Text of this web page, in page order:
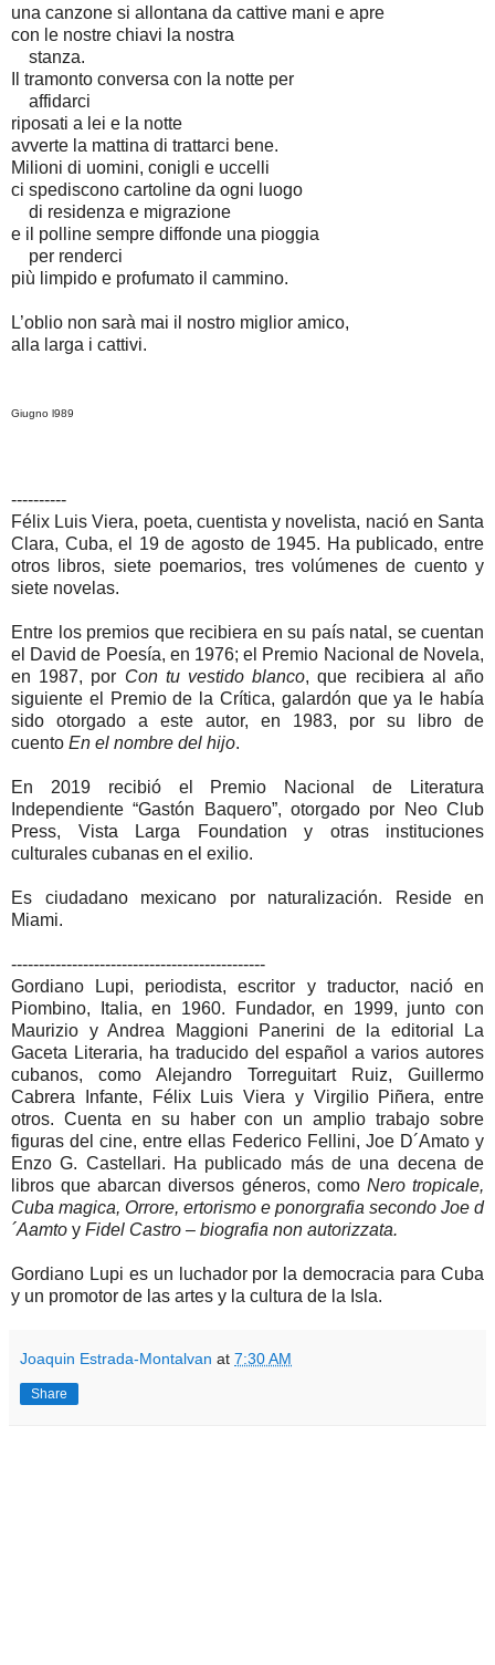
una canzone si allontana da cattive mani e apre
con le nostre chiavi la nostra
stanza.
Il tramonto conversa con la notte per
affidarci
riposati a lei e la notte
avverte la mattina di trattarci bene.
Milioni di uomini, conigli e uccelli
ci spediscono cartoline da ogni luogo
di residenza e migrazione
e il polline sempre diffonde una pioggia
per renderci
più limpido e profumato il cammino.
L’oblio non sarà mai il nostro miglior amico,
alla larga i cattivi.
Giugno l989
----------
Félix Luis Viera, poeta, cuentista y novelista, nació en Santa
Clara, Cuba, el 19 de agosto de 1945. Ha publicado, entre
otros libros, siete poemarios, tres volúmenes de cuento y
siete novelas.
Entre los premios que recibiera en su país natal, se cuentan
el David de Poesía, en 1976; el Premio Nacional de Novela,
en 1987, por Con tu vestido blanco, que recibiera al año
siguiente el Premio de la Crítica, galardón que ya le había
sido otorgado a este autor, en 1983, por su libro de
cuento En el nombre del hijo.
En 2019 recibió el Premio Nacional de Literatura
Independiente “Gastón Baquero”, otorgado por Neo Club
Press, Vista Larga Foundation y otras instituciones
culturales cubanas en el exilio.
Es ciudadano mexicano por naturalización. Reside en
Miami.
----------------------------------------------
Gordiano Lupi, periodista, escritor y traductor, nació en
Piombino, Italia, en 1960. Fundador, en 1999, junto con
Maurizio y Andrea Maggioni Panerini de la editorial La
Gaceta Literaria, ha traducido del español a varios autores
cubanos, como Alejandro Torreguitart Ruiz, Guillermo
Cabrera Infante, Félix Luis Viera y Virgilio Piñera, entre
otros. Cuenta en su haber con un amplio trabajo sobre
figuras del cine, entre ellas Federico Fellini, Joe D´Amato y
Enzo G. Castellari. Ha publicado más de una decena de
libros que abarcan diversos géneros, como Nero tropicale,
Cuba magica, Orrore, ertorismo e ponorgrafia secondo Joe d
´Aamto y Fidel Castro – biografia non autorizzata.
Gordiano Lupi es un luchador por la democracia para Cuba
y un promotor de las artes y la cultura de la Isla.
Joaquin Estrada-Montalvan at 7:30 AM
Share